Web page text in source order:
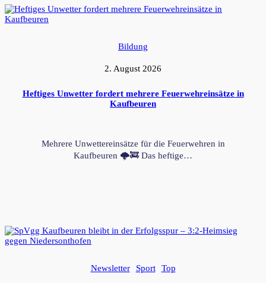
Bildung
2. August 2026
Heftiges Unwetter fordert mehrere Feuerwehreinsätze in
Kaufbeuren
Mehrere Unwettereinsätze für die Feuerwehren in
Kaufbeuren 🌩️🚒 Das heftige…
Newsletter Sport Top